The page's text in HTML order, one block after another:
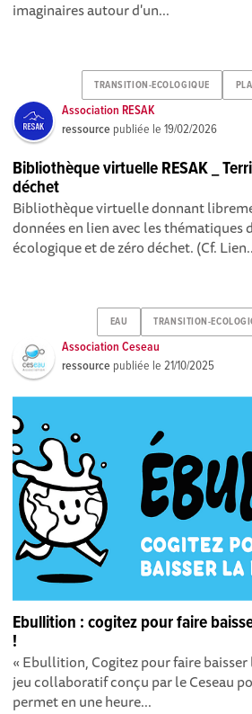
imaginaires autour d'un...
TRANSITION-ECOLOGIQUE
Association RESAK
ressource publiée le19/02/2026
Bibliothèque virtuelle RESAK _
déchet
Bibliothèque virtuelle donnant
données en lien avec les thématiques
écologique et de zéro déchet. (Cf.
EAU TRANSITION-
Association Ceseau
ressource publiée le21/10/2025
Ebullition : cogitez pour faire
!
« Ebullition, Cogitez pour faire baisser
jeu collaboratif conçu par le Ceseau
permet en une heure...